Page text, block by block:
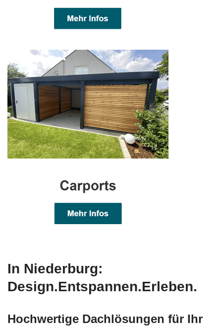
In Niederburg:
Design.Entspannen.Erleben.
Hochwertige Dachlösungen für Ihr